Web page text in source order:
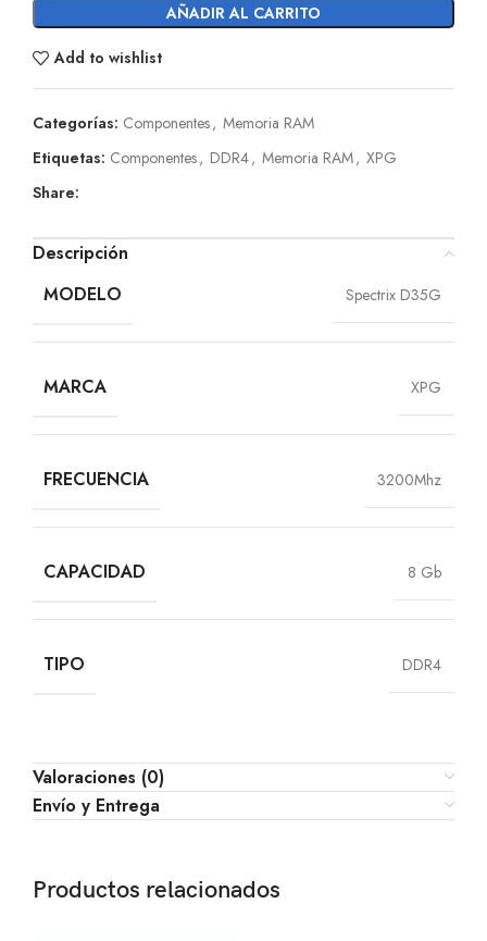
AÑADIR AL CARRITO
Add to wishlist
Categorías: Componentes, Memoria RAM
Etiquetas: Componentes, DDR4, Memoria RAM, XPG
Share:
Descripción
MODELO
Spectrix D35G
MARCA XPG
FRECUENCIA 3200Mhz
CAPACIDAD 8 Gb
TIPO DDR4
Valoraciones (0)
Envío y Entrega
Productos relacionados